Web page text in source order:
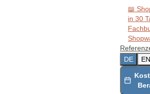
📖
in 30
DE
EN